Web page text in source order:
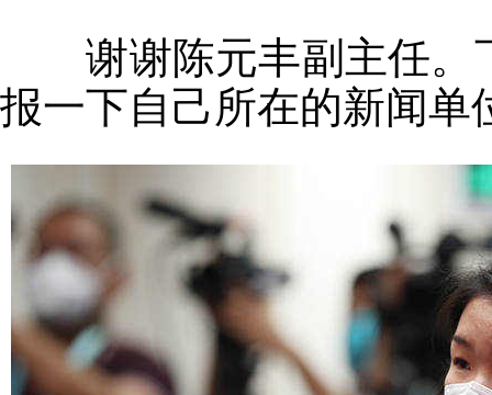
谢谢陈元丰副主任。
报一下自己所在的新闻单